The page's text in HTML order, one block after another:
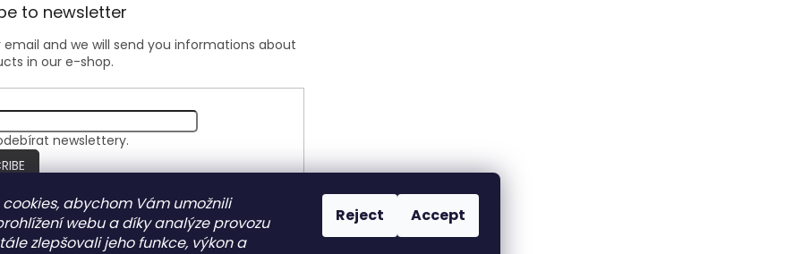
cookies, abychom Vám umožnili
webu a díky analýze provozu
zlepšovali jeho funkce, výkon a
Reject Accept
to newsletter
email and we will send you informations about
in our e-shop.
newslettery.
Nite Ize Czech